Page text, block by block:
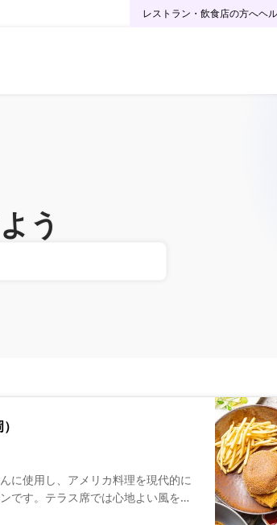
レストラン・飲食店の方へヘ
う
に使用し、アメリカ料理を現代的に
です。テラス席では心地よい風を感